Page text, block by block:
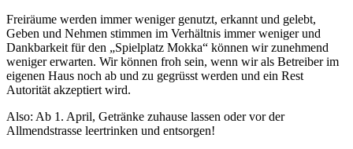
Freiräume werden immer weniger genutzt, erkannt und gelebt,
Geben und Nehmen stimmen im Verhältnis immer weniger und
Dankbarkeit für den „Spielplatz Mokka“ können wir zunehmend
weniger erwarten. Wir können froh sein, wenn wir als Betreiber im
eigenen Haus noch ab und zu gegrüsst werden und ein Rest
Autorität akzeptiert wird.
Also: Ab 1. April, Getränke zuhause lassen oder vor der
Allmendstrasse leertrinken und entsorgen!